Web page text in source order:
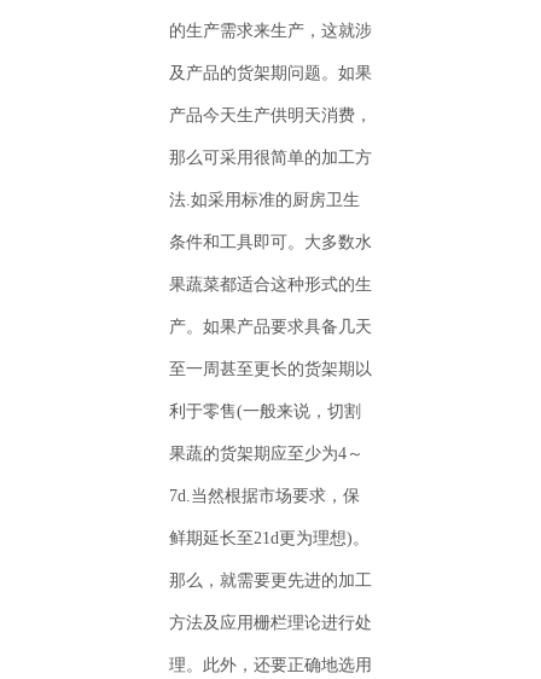
的生产需求来生产，这就涉
及产品的货架期问题。如果
产品今天生产供明天消费，
那么可采用很简单的加工方
法.如采用标准的厨房卫生
条件和工具即可。大多数水
果蔬菜都适合这种形式的生
产。如果产品要求具备几天
至一周甚至更长的货架期以
利于零售(一般来说，切割
果蔬的货架期应至少为4～
7d.当然根据市场要求，保
鲜期延长至21d更为理想)。
那么，就需要更先进的加工
方法及应用栅栏理论进行处
理。此外，还要正确地选用